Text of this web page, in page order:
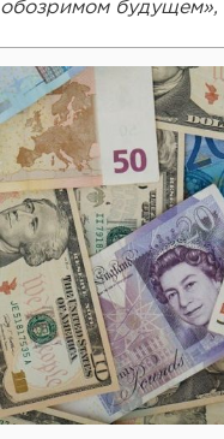
обозримом будущем»,